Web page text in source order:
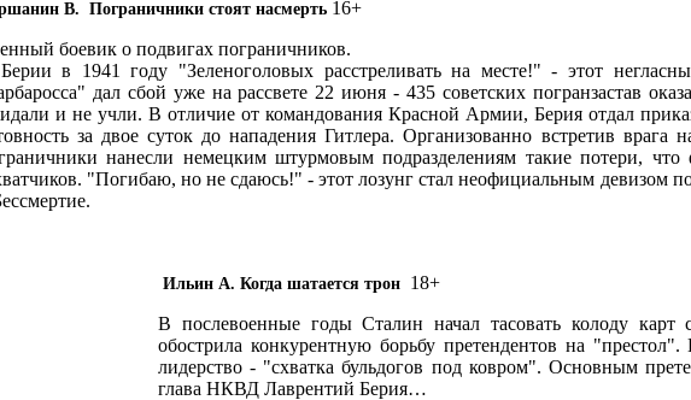
В. Пограничники стоят насмерть 16+
боевик о подвигах пограничников.
в 1941 году "Зеленоголовых расстреливать на месте!" - этот
дал сбой уже на рассвете 22 июня - 435 советских погранзастав
и не учли. В отличие от командования Красной Армии, Берия отдал
за двое суток до нападения Гитлера. Организованно встретив врага
нанесли немецким штурмовым подразделениям такие потери, что
"Погибаю, но не сдаюсь!" - этот лозунг стал неофициальным
Ильин А. Когда шатается трон 18+
В послевоенные годы Сталин начал тасовать колоду
обострила конкурентную борьбу претендентов на
лидерство - "схватка бульдогов под ковром". Основным
глава НКВД Лаврентий Берия…